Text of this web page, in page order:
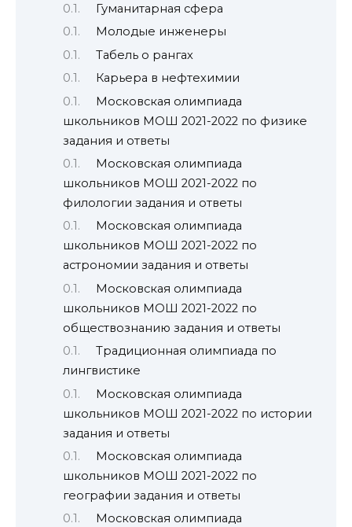
Гуманитарная сфера
Молодые инженеры
Табель о рангах
Карьера в нефтехимии
Московская олимпиада
школьников МОШ 2021-2022 по физике
задания и ответы
Московская олимпиада
школьников МОШ 2021-2022 по
филологии задания и ответы
Московская олимпиада
школьников МОШ 2021-2022 по
астрономии задания и ответы
Московская олимпиада
школьников МОШ 2021-2022 по
обществознанию задания и ответы
Традиционная олимпиада по
лингвистике
Московская олимпиада
школьников МОШ 2021-2022 по истории
задания и ответы
Московская олимпиада
школьников МОШ 2021-2022 по
географии задания и ответы
Московская олимпиада